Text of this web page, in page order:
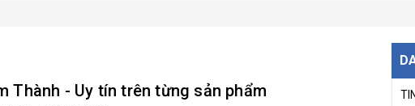
Thành - Uy tín trên từng sản phẩm